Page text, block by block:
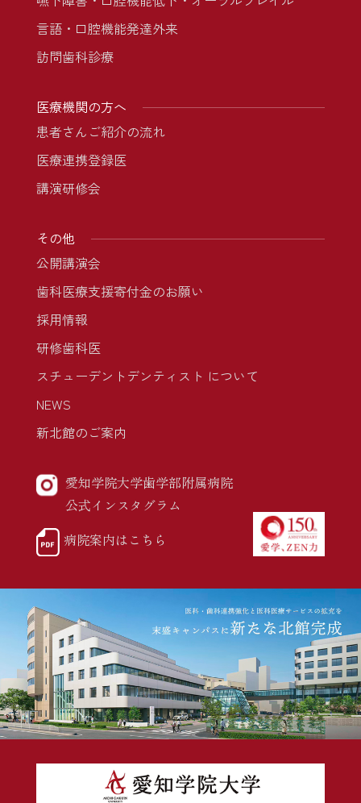
言語・口腔機能発達外来
訪問歯科診療
医療機関の方へ
患者さんご紹介の流れ
医療連携登録医
講演研修会
その他
公開講演会
歯科医療支援寄付金のお願い
採用情報
研修歯科医
スチューデントデンティスト について
NEWS
新北館のご案内
愛知学院大学歯学部附属病院
公式インスタグラム
病院案内はこちら